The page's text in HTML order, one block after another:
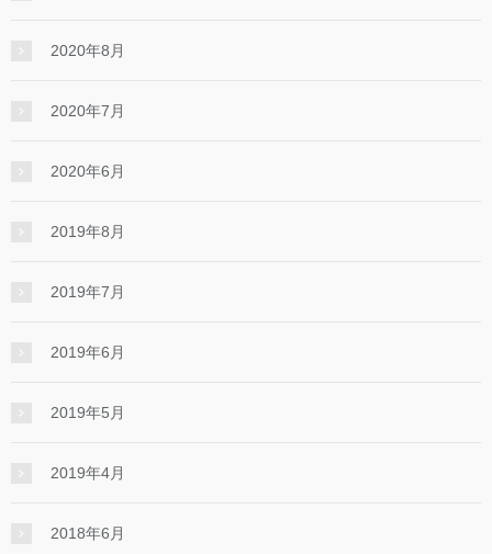
2020年8月
2020年7月
2020年6月
2019年8月
2019年7月
2019年6月
2019年5月
2019年4月
2018年6月